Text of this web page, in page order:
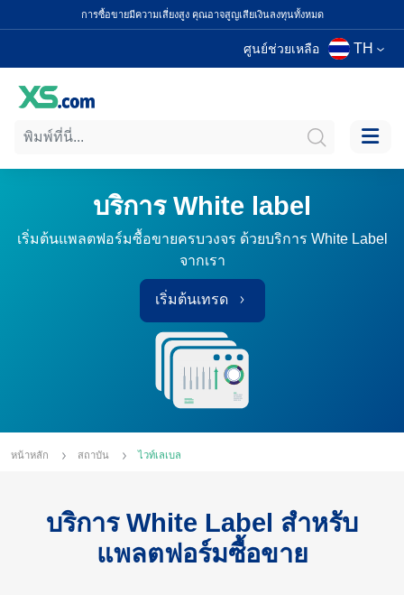
การซื้อขายมีความเสี่ยงสูง คุณอาจสูญเสียเงินลงทุนทั้งหมด
ศูนย์ช่วยเหลือ TH
บริการ White label
เริ่มต้นแพลตฟอร์มซื้อขายครบวงจร ด้วยบริการ White Label
จากเรา
เริ่มต้นเทรด
หน้าหลัก สถาบัน ไวท์เลเบล
บริการ White Label สำหรับ
แพลตฟอร์มซื้อขาย